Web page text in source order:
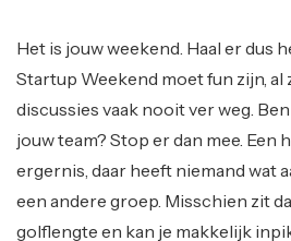
Het is jouw weekend. Haal er dus
Startup Weekend moet fun zijn, al
discussies vaak nooit ver weg.
jouw team? Stop er dan mee. Een
ergernis, daar heeft niemand wat
een andere groep. Misschien zit
golflengte en kan je makkelijk